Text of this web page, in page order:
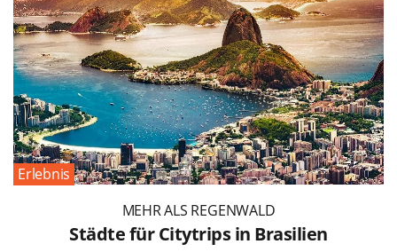
Erlebnis
MEHR ALS REGENWALD
Städte für Citytrips in Brasilien